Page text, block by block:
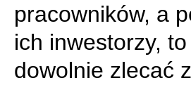
pracowników, a
ich inwestorzy,
dowolnie zlecać